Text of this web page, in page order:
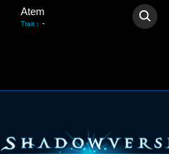
Atem
Trait : -